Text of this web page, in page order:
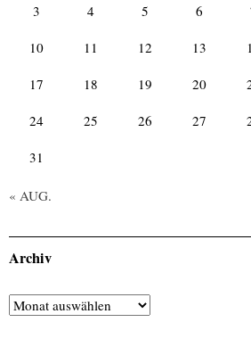
« AUG.
3 4 5 6
10 11 12 13
17 18 19 20
24 25 26 27
31
Archiv
Archiv